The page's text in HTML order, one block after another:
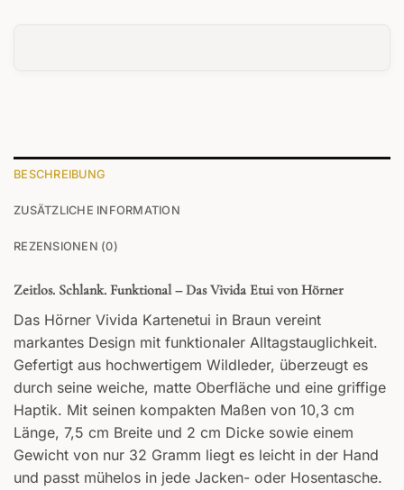
BESCHREIBUNG
ZUSÄTZLICHE INFORMATION
REZENSIONEN (0)
Zeitlos. Schlank. Funktional – Das Vivida Etui von Hörner
Das Hörner Vivida Kartenetui in Braun vereint
markantes Design mit funktionaler Alltagstauglichkeit.
Gefertigt aus hochwertigem Wildleder, überzeugt es
durch seine weiche, matte Oberfläche und eine griffige
Haptik. Mit seinen kompakten Maßen von 10,3 cm
Länge, 7,5 cm Breite und 2 cm Dicke sowie einem
Gewicht von nur 32 Gramm liegt es leicht in der Hand
und passt mühelos in jede Jacken- oder Hosentasche.